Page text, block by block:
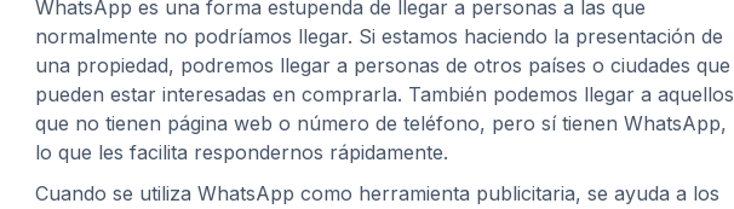
WhatsApp es una forma estupenda de llegar a personas a las que
normalmente no podríamos llegar. Si estamos haciendo la presentación de
una propiedad, podremos llegar a personas de otros países o ciudades que
pueden estar interesadas en comprarla. También podemos llegar a aquellos
que no tienen página web o número de teléfono, pero sí tienen WhatsApp,
lo que les facilita respondernos rápidamente.
Cuando se utiliza WhatsApp como herramienta publicitaria, se ayuda a los